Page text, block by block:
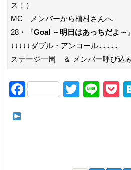
ス！）
MC メンバーから植村さんへ
28・『Goal ～明日はあっちだよ～ 』
↓↓↓↓↓ダブル・アンコール↓↓↓↓↓
ステージ一周 ＆ メンバー呼び込
F
T
Li
P